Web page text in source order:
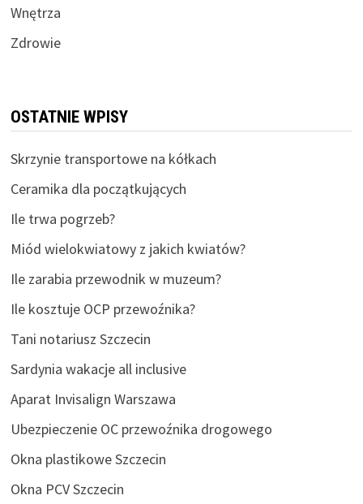
Wnętrza
Zdrowie
OSTATNIE WPISY
Skrzynie transportowe na kółkach
Ceramika dla początkujących
Ile trwa pogrzeb?
Miód wielokwiatowy z jakich kwiatów?
Ile zarabia przewodnik w muzeum?
Ile kosztuje OCP przewoźnika?
Tani notariusz Szczecin
Sardynia wakacje all inclusive
Aparat Invisalign Warszawa
Ubezpieczenie OC przewoźnika drogowego
Okna plastikowe Szczecin
Okna PCV Szczecin